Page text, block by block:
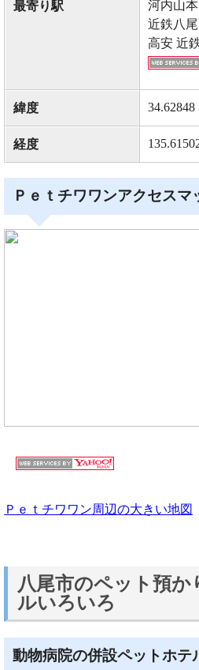
最寄り駅
河内山
近鉄八
高安 近
緯度 34.62848
経度
Ｐｅｔチワワンアクセスマ
Ｐｅｔチワワン周辺の大きい地図
八尾市のペット預か
ルいろいろ
動物病院の併設ペットホテ